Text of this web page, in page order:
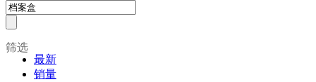
筛选
最新
销量